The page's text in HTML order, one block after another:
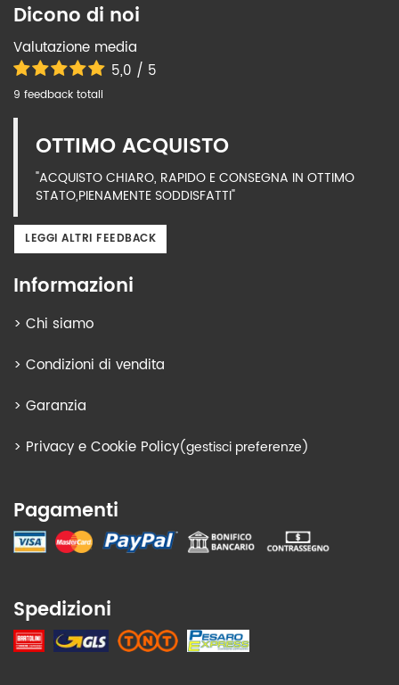
Dicono di noi
Valutazione media
5,0 / 5
9 feedback totali
OTTIMO ACQUISTO
"ACQUISTO CHIARO, RAPIDO E CONSEGNA IN OTTIMO
STATO,PIENAMENTE SODDISFATTI"
LEGGI ALTRI FEEDBACK
Informazioni
> Chi siamo
> Condizioni di vendita
> Garanzia
> Privacy e Cookie Policy(gestisci preferenze)
Pagamenti
Spedizioni